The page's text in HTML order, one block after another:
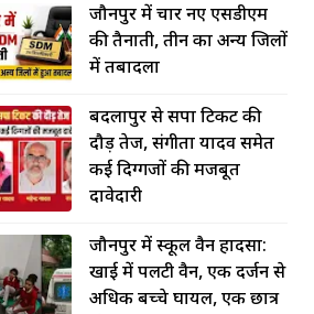
जौनपुर में चार नए एसडीएम
की तैनाती, तीन का अन्य जिलों
में तबादला
बदलापुर से सपा टिकट की
दौड़ तेज, संगीता यादव समेत
कई दिग्गजों की मजबूत
दावेदारी
जौनपुर में स्कूल वैन हादसा:
खाई में पलटी वैन, एक दर्जन से
अधिक बच्चे घायल, एक छात्र